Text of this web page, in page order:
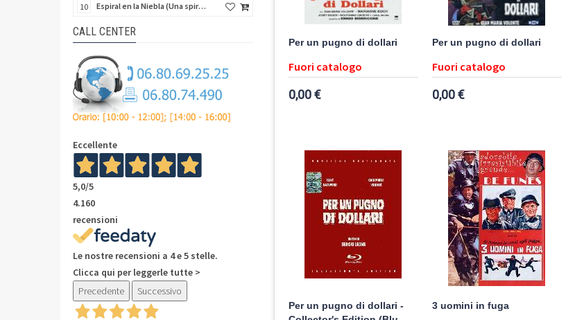
Per un pugno di dollari
Fuori catalogo
0,00 €
Per un pugno di dollari
Fuori catalogo
0,00 €
Per un pugno di dollari -
3 uomini in fuga
10 Espiral en la Niebla (Una spirale di nebbia) (Import Spain) (V.M. 18 anni)
CALL CENTER
Eccellente
5,0/5
4.160
recensioni
Le nostre recensioni a 4 e 5 stelle.
Clicca qui per leggerle tutte >
Precedente
Successivo